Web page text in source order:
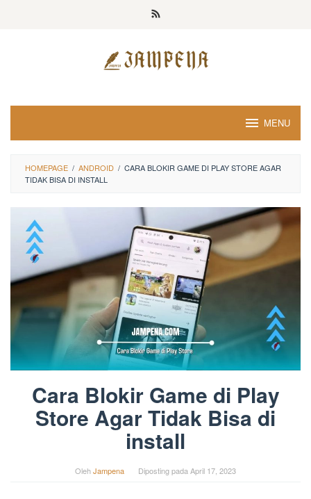
MENU
HOMEPAGE / ANDROID / CARA BLOKIR GAME DI PLAY STORE AGAR
TIDAK BISA DI INSTALL
Cara Blokir Game di Play
Store Agar Tidak Bisa di
install
OlehJampena Diposting pada April 17, 2023